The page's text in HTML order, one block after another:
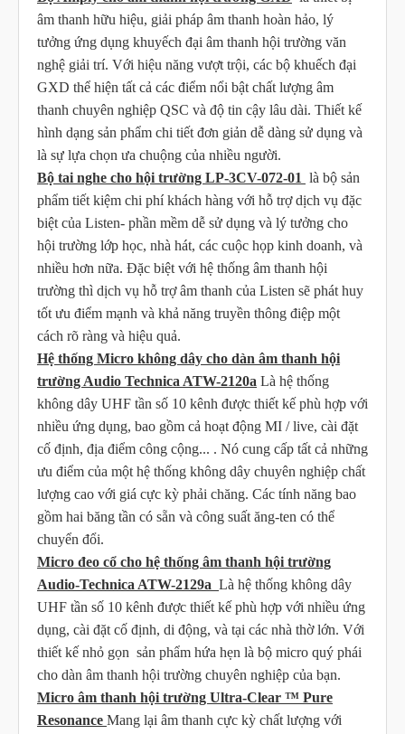
âm thanh hữu hiệu, giải pháp âm thanh hoàn hảo, lý
tưởng ứng dụng khuyếch đại âm thanh hội trường văn
nghệ giải trí. Với hiệu năng vượt trội, các bộ khuếch đại
GXD thể hiện tất cả các điểm nổi bật chất lượng âm
thanh chuyên nghiệp QSC và độ tin cậy lâu dài. Thiết kế
hình dạng sản phẩm chi tiết đơn giản dễ dàng sử dụng và
là sự lựa chọn ưa chuộng của nhiều người.
Bộ tai nghe cho hội trường LP-3CV-072-01 là bộ sản
phẩm tiết kiệm chi phí khách hàng với hỗ trợ dịch vụ đặc
biệt của Listen- phần mềm dễ sử dụng và lý tưởng cho
hội trường lớp học, nhà hát, các cuộc họp kinh doanh, và
nhiều hơn nữa. Đặc biệt với hệ thống âm thanh hội
trường thì dịch vụ hỗ trợ âm thanh của Listen sẽ phát huy
tốt ưu điểm mạnh và khả năng truyền thông điệp một
cách rõ ràng và hiệu quả.
Hệ thống Micro không dây cho dàn âm thanh hội
trường Audio Technica ATW-2120a Là hệ thống
không dây UHF tần số 10 kênh được thiết kế phù hợp với
nhiều ứng dụng, bao gồm cả hoạt động MI / live, cài đặt
cố định, địa điểm công cộng... . Nó cung cấp tất cả những
ưu điểm của một hệ thống không dây chuyên nghiệp chất
lượng cao với giá cực kỳ phải chăng. Các tính năng bao
gồm hai băng tần có sẵn và công suất ăng-ten có thể
chuyển đổi.
Micro đeo cổ cho hệ thống âm thanh hội trường
Audio-Technica ATW-2129a Là hệ thống không dây
UHF tần số 10 kênh được thiết kế phù hợp với nhiều ứng
dụng, cài đặt cố định, di động, và tại các nhà thờ lớn. Với
thiết kế nhỏ gọn sản phẩm hứa hẹn là bộ micro quý phái
cho dàn âm thanh hội trường chuyên nghiệp của bạn.
Micro âm thanh hội trường Ultra-Clear ™ Pure
Resonance Mang lại âm thanh cực kỳ chất lượng với